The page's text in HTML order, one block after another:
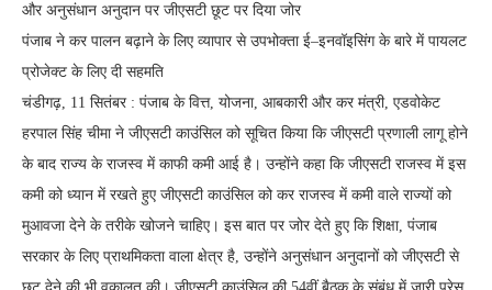
और अनुसंधान अनुदान पर जीएसटी छूट पर दिया जोर
पंजाब ने कर पालन बढ़ाने के लिए व्यापार से उपभोक्ता ई–इनवॉइसिंग के बारे में पायलट
प्रोजेक्ट के लिए दी सहमति
चंडीगढ़, 11 सितंबर : पंजाब के वित्त, योजना, आबकारी और कर मंत्री, एडवोकेट
हरपाल सिंह चीमा ने जीएसटी काउंसिल को सूचित किया कि जीएसटी प्रणाली लागू होने
के बाद राज्य के राजस्व में काफी कमी आई है। उन्होंने कहा कि जीएसटी राजस्व में इस
कमी को ध्यान में रखते हुए जीएसटी काउंसिल को कर राजस्व में कमी वाले राज्यों को
मुआवजा देने के तरीके खोजने चाहिए। इस बात पर जोर देते हुए कि शिक्षा, पंजाब
सरकार के लिए प्राथमिकता वाला क्षेत्र है, उन्होंने अनुसंधान अनुदानों को जीएसटी से